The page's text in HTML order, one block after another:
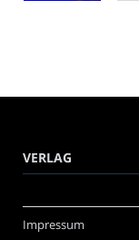
VERLAG
Impressum